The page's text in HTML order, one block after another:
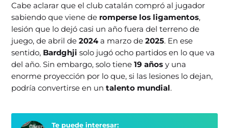
Cabe aclarar que el club catalán compró al jugador
sabiendo que viene de romperse los ligamentos,
lesión que lo dejó casi un año fuera del terreno de
juego, de abril de2024a marzo de2025. En ese
sentido, Bardghji solo jugó ocho partidos en lo que va
del año. Sin embargo, solo tiene19 años y una
enorme proyección por lo que, si las lesiones lo dejan,
podría convertirse en untalento mundial.
Te puede interesar: